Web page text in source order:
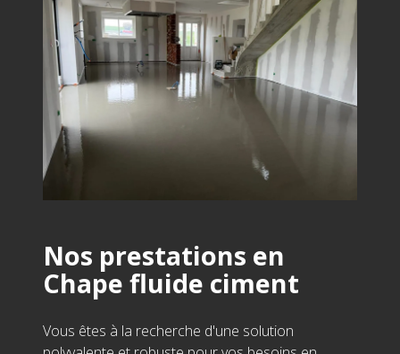
Nos prestations en
Chape fluide ciment
Vous êtes à la recherche d'une solution